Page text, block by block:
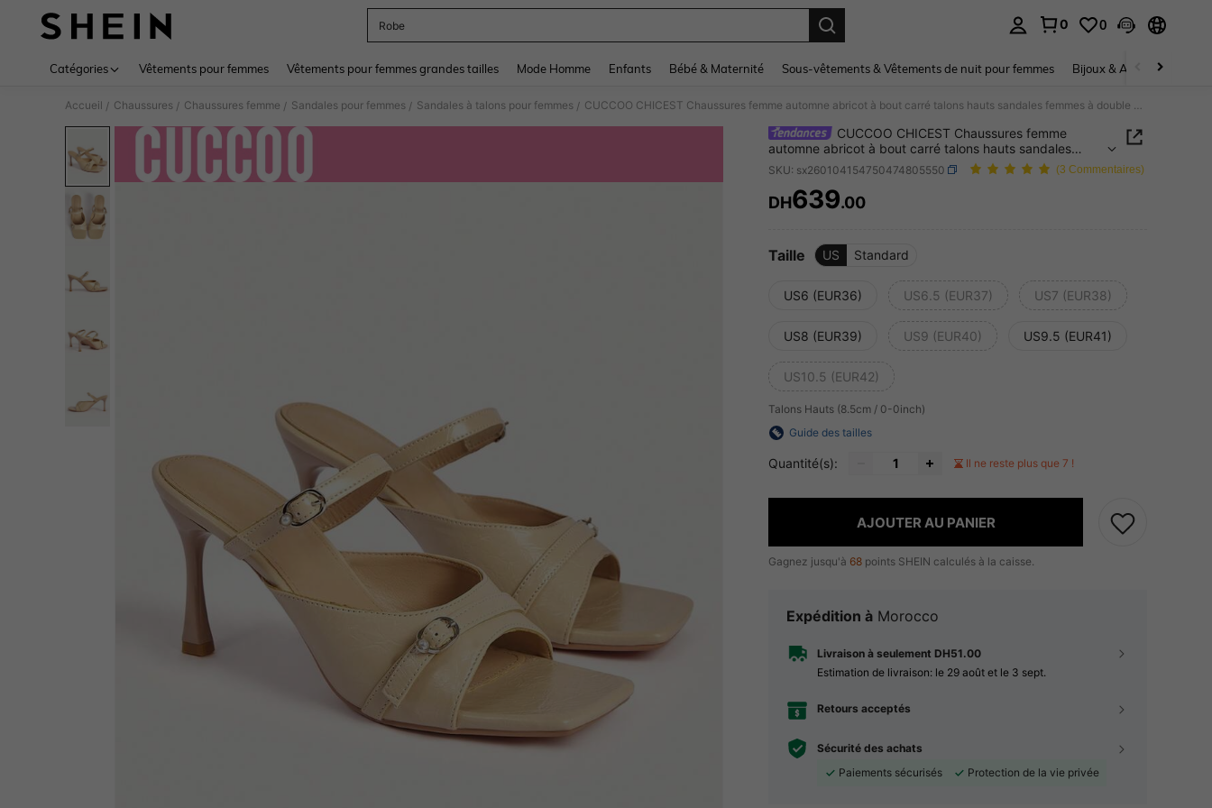
Robe
0 0
Catégories Vêtements pour femmes Vêtements pour femmes grandes tailles Mode Homme Enfants Bébé & Maternité Sous-vêtements & Vêtements de nuit pour femmes Bijoux & Accessoires pour
Accueil / Chaussures / Chaussures femme / Sandales pour femmes / Sandales à talons pour femmes / CUCCOO CHICEST Chaussures femme automne abricot à bout carré talons hauts sandales femmes à double boucle sandales à talons aiguilles
CUCCOO CHICEST Chaussures femme
automne abricot à bout carré talons hauts sandales
femmes à double boucle sandales à talons aiguilles
SKU: sx260104154750474805550 (3 Commentaires)
PRICE AND AVAILABILITY
DH639.00
Taille US Standard
US6 (EUR36) US6.5 (EUR37) US7 (EUR38)
US8 (EUR39) US9 (EUR40) US9.5 (EUR41)
US10.5 (EUR42)
Talons Hauts (8.5cm / 0-0inch)
Guide des tailles
Quantité(s): Il ne reste plus que 7 !
AJOUTER AU PANIER
Gagnez jusqu'à 68 points SHEIN calculés à la caisse.
Expédition à Morocco
Livraison à seulement DH51.00
Estimation de livraison: le 29 août et le 3 sept.
Retours acceptés
Sécurité des achats
Paiements sécurisés
Protection de la vie privée